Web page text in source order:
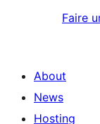
Faire
About
News
Hosting